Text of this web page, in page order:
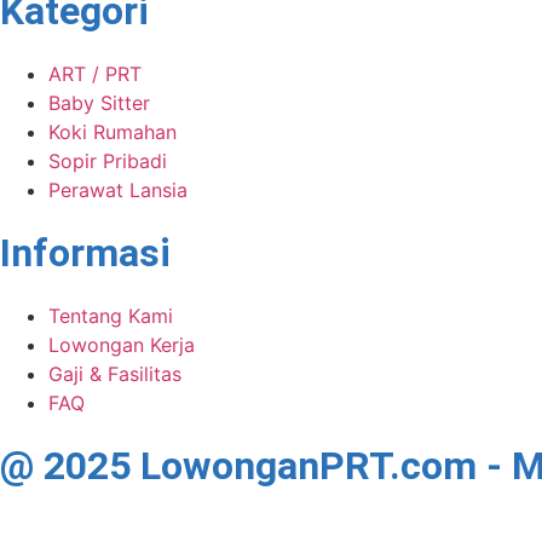
Kategori
ART / PRT
Baby Sitter
Koki Rumahan
Sopir Pribadi
Perawat Lansia
Informasi
Tentang Kami
Lowongan Kerja
Gaji & Fasilitas
FAQ
@ 2025 LowonganPRT.com -